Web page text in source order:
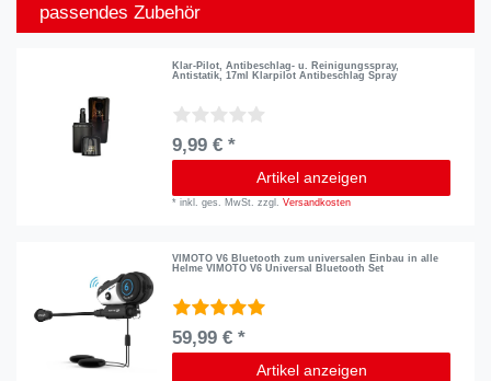
passendes Zubehör
Klar-Pilot, Antibeschlag- u. Reinigungsspray,
Antistatik, 17ml Klarpilot Antibeschlag Spray
9,99 € *
Artikel anzeigen
*inkl. ges. MwSt. zzgl.Versandkosten
VIMOTO V6 Bluetooth zum universalen Einbau in alle
Helme VIMOTO V6 Universal Bluetooth Set
59,99 € *
Artikel anzeigen